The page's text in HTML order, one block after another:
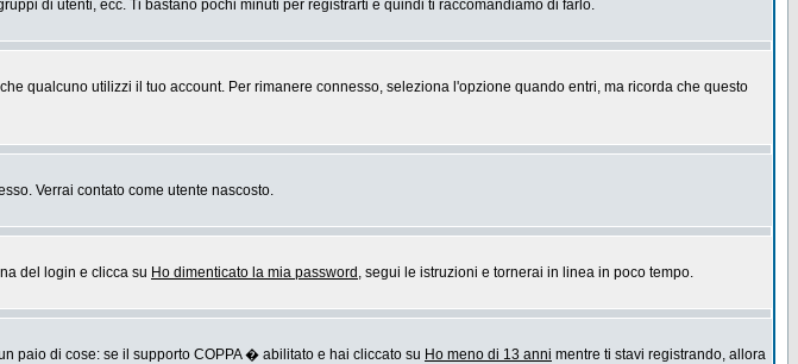
di utenti, ecc. Ti bastano pochi minuti per registrarti e quindi ti raccomandiamo di farlo.
qualcuno utilizzi il tuo account. Per rimanere connesso, seleziona l'opzione quando entri, ma ricorda che questo
Verrai contato come utente nascosto.
del login e clicca su Ho dimenticato la mia password , segui le istruzioni e tornerai in linea in poco tempo.
paio di cose: se il supporto COPPA � abilitato e hai cliccato su Ho meno di 13 anni mentre ti stavi registrando, allora